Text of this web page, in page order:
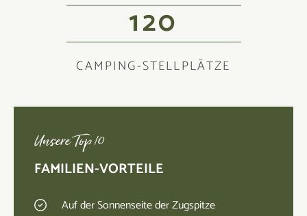
120
CAMPING-STELLPLÄTZE
Unsere Top 10
FAMILIEN-VORTEILE
Auf der Sonnenseite der Zugspitze